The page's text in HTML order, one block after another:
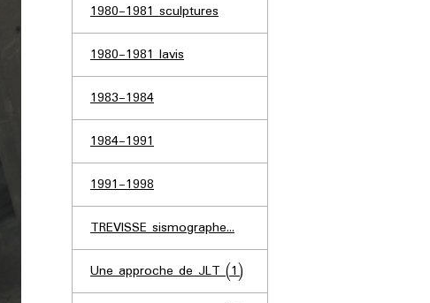
1980-1981 sculptures
1980-1981 lavis
1983-1984
1984-1991
1991-1998
TREVISSE sismographe...
Une approche de JLT (1)